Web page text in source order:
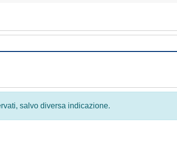
salvo diversa indicazione.